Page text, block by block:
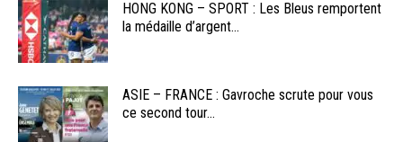
HONG KONG – SPORT : Les Bleus remportent
la médaille d’argent...
ASIE – FRANCE : Gavroche scrute pour vous
ce second tour...